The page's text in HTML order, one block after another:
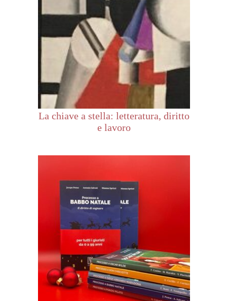
La chiave a stella: letteratura, diritto
e lavoro